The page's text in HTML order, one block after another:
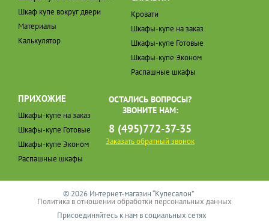
Шкаф купе вокруг двери
Материалы
Калькулятор
Кровати
Шкафы-купе на заказ
Шкафы-купе Готовые
Шкафы-купе Эконом
Распашные шкафы
ПРИХОЖИЕ
Шкафы-купе на заказ
Шкафы-купе Готовые
Шкафы-купе Эконом
Распашные шкафы
ОСТАЛИСЬ ВОПРОСЫ?
ЗВОНИТЕ НАМ:
8 (495)772-37-35
Заказать обратный звонок
© 2026 Интернет-магазин “Купесалон”
Политика в отношении обработки персональных данных
Присоединяйтесь к нам в социальных сетях